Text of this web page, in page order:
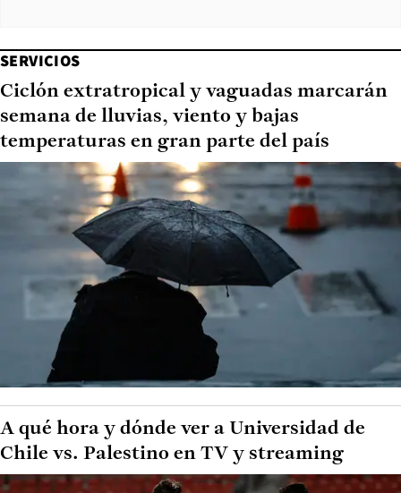
SERVICIOS
Ciclón extratropical y vaguadas marcarán
semana de lluvias, viento y bajas
temperaturas en gran parte del país
A qué hora y dónde ver a Universidad de
Chile vs. Palestino en TV y streaming